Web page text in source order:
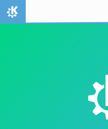
Salta al contingut
Inici